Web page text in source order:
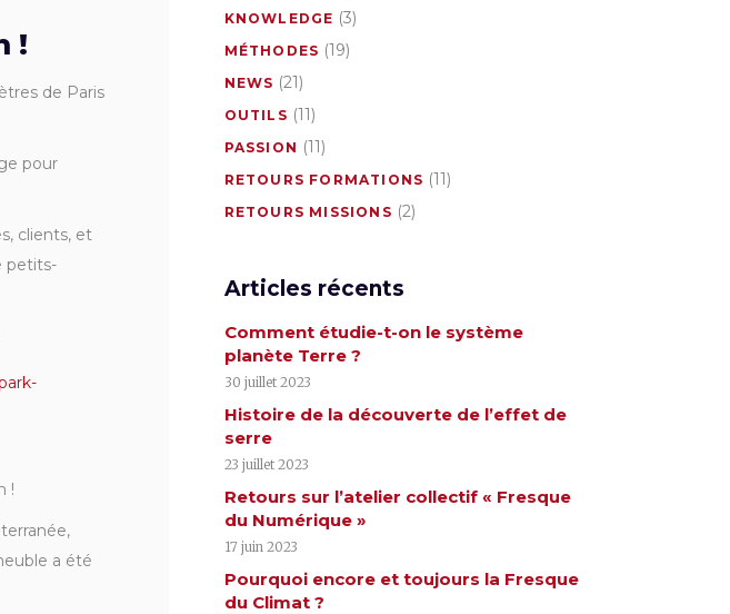
!
de Paris
pour
clients, et
petits-
!
a été
KNOWLEDGE (3)
MÉTHODES (19)
NEWS (21)
OUTILS (11)
PASSION (11)
RETOURS FORMATIONS (11)
RETOURS MISSIONS (2)
Articles récents
Comment étudie-t-on le système
planète Terre ?
30 juillet 2023
Histoire de la découverte de l’effet de
serre
23 juillet 2023
Retours sur l’atelier collectif « Fresque
du Numérique »
17 juin 2023
Pourquoi encore et toujours la Fresque
du Climat ?